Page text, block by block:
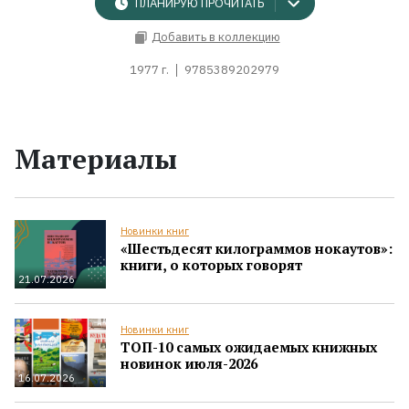
ПЛАНИРУЮ ПРОЧИТАТЬ
Добавить в коллекцию
1977 г. 9785389202979
Материалы
21.07.2026
Новинки книг
«Шестьдесят килограммов нокаутов»:
книги, о которых говорят
16.07.2026
Новинки книг
ТОП-10 самых ожидаемых книжных
новинок июля-2026